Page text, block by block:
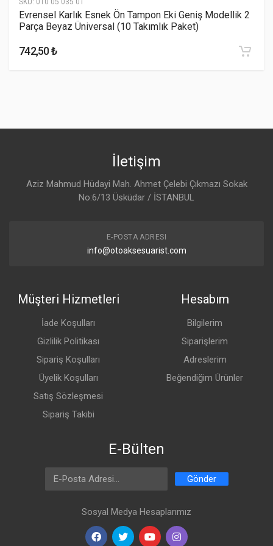
Evrensel Karlık Esnek Ön Tampon Eki Geniş Modellik 2
Parça Beyaz Üniversal (10 Takımlık Paket)
742,50 ₺
İletişim
Aziz Mahmud Hüdayi Mah. Ahmet Çelebi Çıkmazı Sokak
No:6/13 Üsküdar / İSTANBUL
E-POSTA ADRESI
info@otoaksesuarist.com
Müşteri Hizmetleri
İade Koşulları
Gizlilik Politikası
Sipariş Koşulları
Üyelik Koşulları
Satış Sözleşmesi
Sipariş Takibi
Hesabım
Bilgilerim
Siparişlerim
Adreslerim
Beğendiğim Ürünler
E-Bülten
Email Address Gönder
Sosyal Medya Hesaplarımız